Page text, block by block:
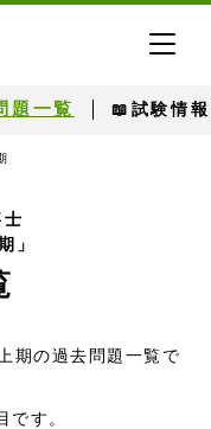
題一覧 📖試験情報
」
期の過去問題一覧で
です。